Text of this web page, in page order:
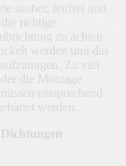
sauber, fettfrei und
richtige
zu achten.
werden und das
Zu viel
die Montage
entsprechend
werden.